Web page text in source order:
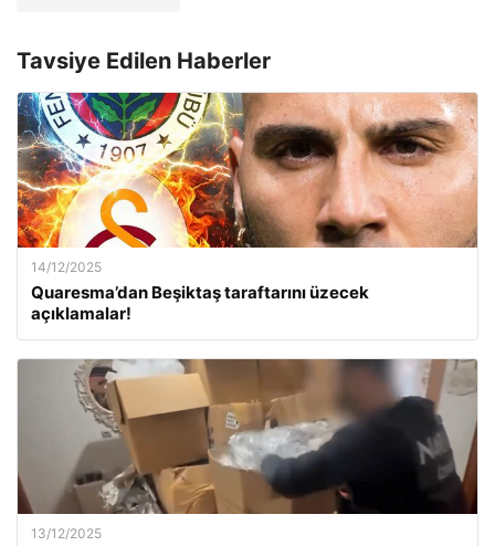
Tavsiye Edilen Haberler
14/12/2025
Quaresma’dan Beşiktaş taraftarını üzecek
açıklamalar!
13/12/2025